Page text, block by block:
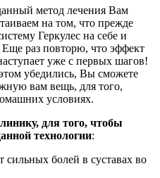
метод лечения Вам
на том, что прежде
Геркулес на себе и
Еще раз повторю, что эффект
уже с первых шагов!
убедились, Вы сможете
вам вещь, для того,
условиях.
для того, чтобы
технологии:
болей в суставах во